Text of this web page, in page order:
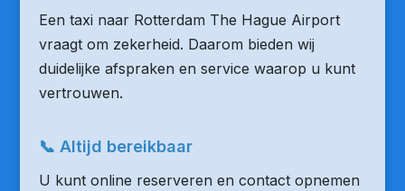
Een taxi naar Rotterdam The Hague Airport
vraagt om zekerheid. Daarom bieden wij
duidelijke afspraken en service waarop u kunt
vertrouwen.
📞 Altijd bereikbaar
U kunt online reserveren en contact opnemen